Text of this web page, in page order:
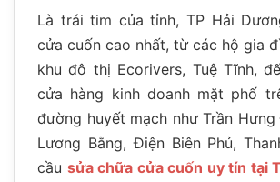
Là trái tim của tỉnh, TP Hải
cửa cuốn cao nhất, từ các hộ gia
khu đô thị Ecorivers, Tuệ Tĩnh,
cửa hàng kinh doanh mặt phố
đường huyết mạch như Trần
Lương Bằng, Điện Biên Phủ,
cầu sửa chữa cửa cuốn uy tín tại